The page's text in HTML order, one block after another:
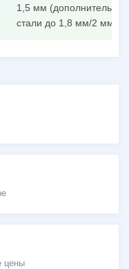
1,5 мм
стали до 1,8 мм/2 мм/3
цены